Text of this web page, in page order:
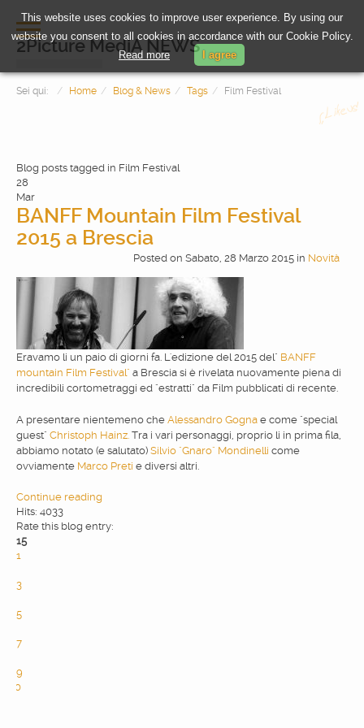
HOME
PHOTOGRAPHY
VIDEOMAKING
WEBDESIGN
BLOG & NEWS
SERVICES
2Picture MediA NEWS
Sei qui: Home Blog & News Tags Film Festival
Blog posts tagged in Film Festival
28
Mar
BANFF Mountain Film Festival
2015 a Brescia
Posted on Sabato, 28 Marzo 2015 in Novità
Eravamo li un paio di giorni fa. L'edizione del 2015 del" BANFF
mountain Film Festival" a Brescia si è rivelata nuovamente piena di
incredibili cortometraggi ed "estratti" da Film pubblicati di recente.
A presentare nientemeno che Alessandro Gogna e come "special
guest" Christoph Hainz. Tra i vari personaggi, proprio li in prima fila,
abbiamo notato (e salutato) Silvio "Gnaro" Mondinelli come
ovviamente Marco Preti e diversi altri.
Continue reading
Hits: 4033
Rate this blog entry:
15
1
3
5
7
9
10
This website uses cookies to improve user experience. By using our
website you consent to all cookies in accordance with our Cookie Policy.
Read more
I agree